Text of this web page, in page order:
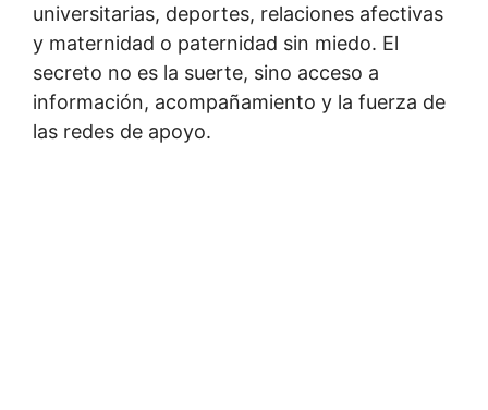
universitarias, deportes, relaciones afectivas
y maternidad o paternidad sin miedo. El
secreto no es la suerte, sino acceso a
información, acompañamiento y la fuerza de
las redes de apoyo.